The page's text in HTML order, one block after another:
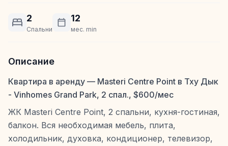
2
Спальни
12
мес. min
Описание
Квартира в аренду — Masteri Centre Point в Тху Дык
- Vinhomes Grand Park, 2 спал., $600/мес
ЖК Masteri Centre Point, 2 спальни, кухня-гостиная,
балкон. Вся необходимая мебель, плита,
холодильник, духовка, кондиционер, телевизор,